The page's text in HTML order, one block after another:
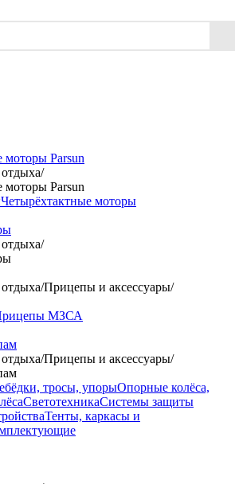
Parsun
/
Parsun
Четырёхтактные моторы
/
/Прицепы и аксессуары/
МЗСА
/Прицепы и аксессуары/
тросы, упорыОпорные колёса,
СветотехникаСистемы защиты
Тенты, каркасы и